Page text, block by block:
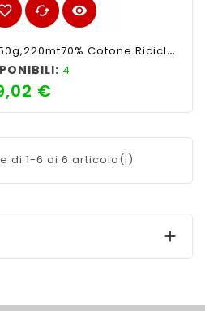
cached visibility
MACRAMÈ CAKE BALL 250g,220mt70% Cotone Riciclato 30% PoliestereMix Verde N°6
4
€
di 1-6 di 6 articolo(i)
